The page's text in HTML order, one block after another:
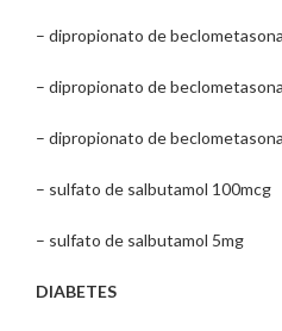
– dipropionato de
– dipropionato de
– dipropionato de
– sulfato de salbutamol 100mcg
– sulfato de salbutamol 5mg
DIABETES